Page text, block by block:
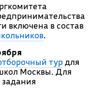
включена в состав
.
турдля
Москвы. Для